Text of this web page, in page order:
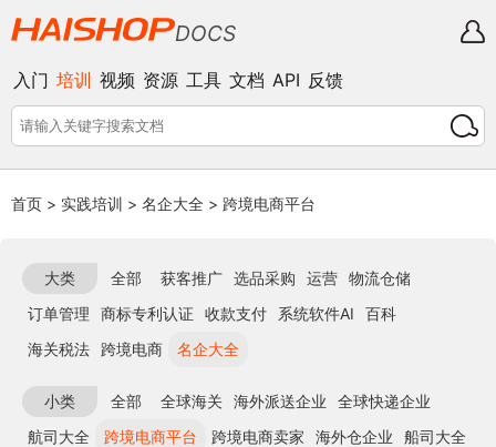
DOCS
入门 培训 视频 资源 工具 文档 API 反馈
首页 > 实践培训 > 名企大全 > 跨境电商平台
大类 全部 获客推广 选品采购 运营 物流仓储
订单管理
商标专利认证 收款支付 系统软件AI
百科
海关税法 跨境电商 名企大全
小类 全部 全球海关 海外派送企业
全球快递企业
航司大全
跨境电商平台 跨境电商卖家 海外仓企业
船司大全